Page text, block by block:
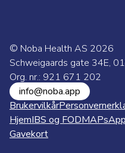
© Noba Health AS 2026
Schweigaards gate 34E,
Org. nr.: 921 671 202
info@noba.app
Brukervilkår
HjemIBS og FODMAPs
Gavekort